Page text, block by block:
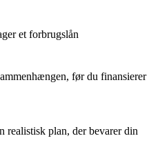
et forbrugslån
før du finansierer
plan, der bevarer din